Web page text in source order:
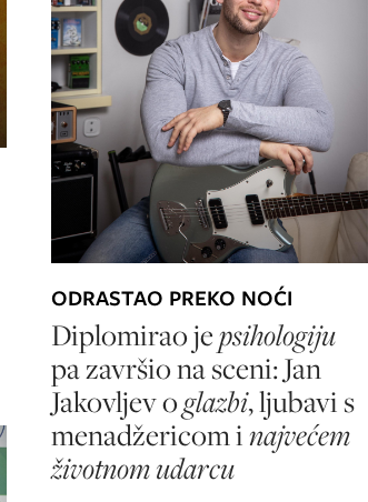
ODRASTAO PREKO NOĆI
Diplomirao jepsihologiju
pa završio na sceni: Jan
Jakovljev oglazbi, ljubavi s
menadžericom inajvećem
životnom udarcu